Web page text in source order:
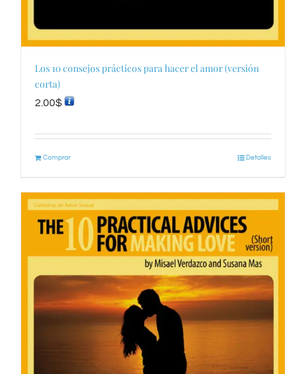
Los 10 consejos prácticos para hacer el amor (versión
corta)
2.00$
Comprar Detalles